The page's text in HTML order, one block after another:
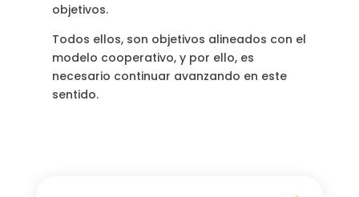
objetivos.
Todos ellos, son objetivos alineados con el
modelo cooperativo, y por ello, es
necesario continuar avanzando en este
sentido.